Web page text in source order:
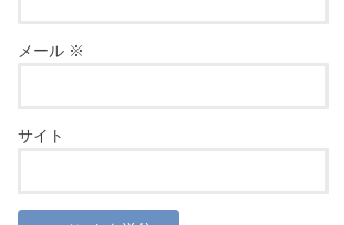
メール ※
サイト